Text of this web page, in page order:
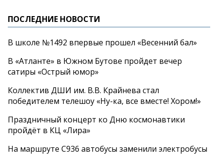
ПОСЛЕДНИЕ НОВОСТИ
В школе №1492 впервые прошел «Весенний бал»
В «Атланте» в Южном Бутове пройдет вечер
сатиры «Острый юмор»
Коллектив ДШИ им. В.В. Крайнева стал
победителем телешоу «Ну-ка, все вместе! Хором!»
Праздничный концерт ко Дню космонавтики
пройдёт в КЦ «Лира»
На маршруте С936 автобусы заменили электробусы